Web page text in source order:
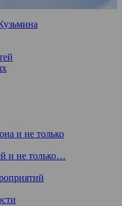
и не только
и не только…